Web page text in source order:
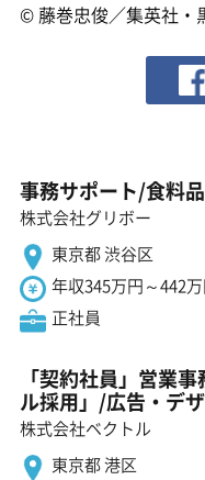
© 藤巻忠俊／集英社・
事務サポート/食料
株式会社グリボー
東京都 渋谷区
年収345万円～442
正社員
「契約社員」営業
ル採用」/広告・デ
株式会社ベクトル
東京都 港区